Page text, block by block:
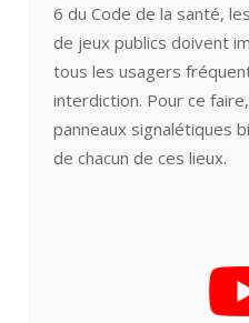
6 du Code de la santé,
de jeux publics doivent
tous les usagers
interdiction. Pour ce
panneaux signalétiques
de chacun de ces lieux.